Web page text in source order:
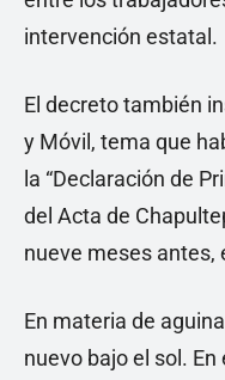
intervención estatal.
El decreto también
y Móvil, tema que
la “Declaración de
del Acta de
nueve meses antes,
En materia de
nuevo bajo el sol.